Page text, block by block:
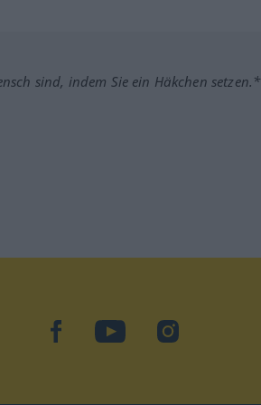
sind, indem Sie ein Häkchen setzen.*
facebookYouTubeInstagram